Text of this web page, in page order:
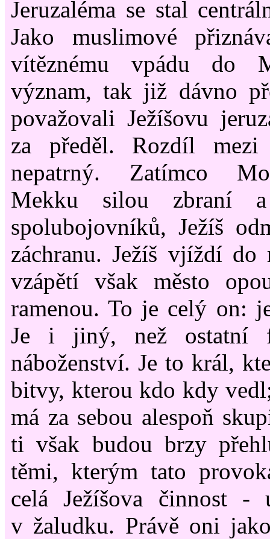
Jeruzaléma se stal
Jako muslimové
vítěznému vpádu do
význam, tak již dávno
považovali Ježíšovu
za předěl. Rozdíl
nepatrný. Zatímco
Mekku silou zbraní
spolubojovníků, Ježíš
záchranu. Ježíš vjíždí do
vzápětí však město
ramenou. To je celý on:
Je i jiný, než ostatní
náboženství. Je to král,
bitvy, kterou kdo kdy
má za sebou alespoň
ti však budou brzy
těmi, kterým tato
celá Ježíšova činnost -
v žaludku. Právě oni